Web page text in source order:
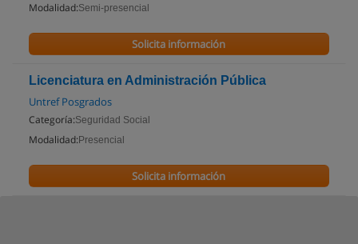
Modalidad:Semi-presencial
Solicita información
Licenciatura en Administración Pública
Untref Posgrados
Categoría:Seguridad Social
Modalidad: Presencial
Solicita información